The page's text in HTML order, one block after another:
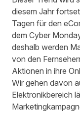
diesem Jahr
Tagen für den
dem Cyber
deshalb werden
von den
Aktionen in ihre
Wir gehen davon
Elektronikbereich